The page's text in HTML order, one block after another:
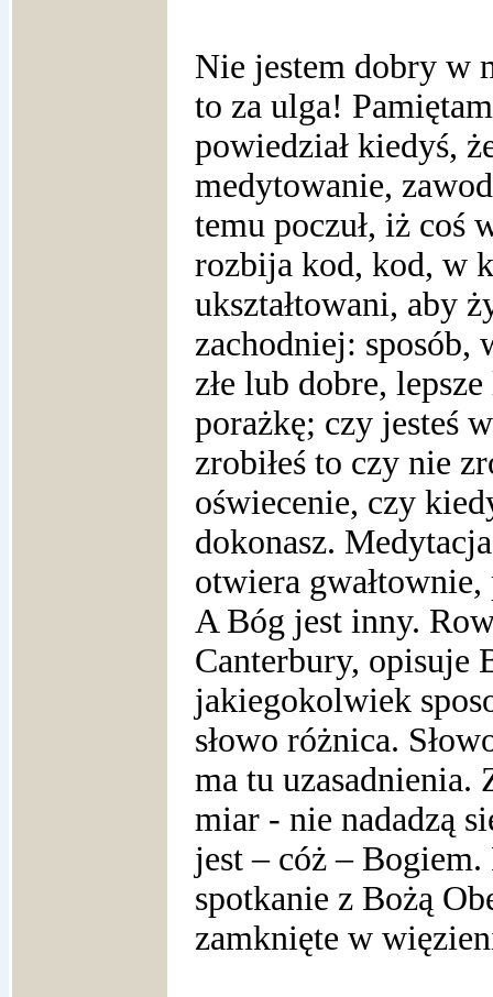
Nie jestem dobry w
to za ulga!
powiedział kiedyś,
medytowanie,
temu poczuł, iż coś
rozbija kod, kod, w
ukształtowani, aby
zachodniej:
złe lub dobre,
porażkę; czy jesteś
zrobiłeś to czy nie
oświecenie, czy
dokonasz.
otwiera
A Bóg jest inny.
Canterbury, opisuje
jakiegokolwiek
słowo różnica.
ma tu uzasadnienia.
miar - nie nadadzą
jest – cóż –
spotkanie z Bożą
zamknięte w